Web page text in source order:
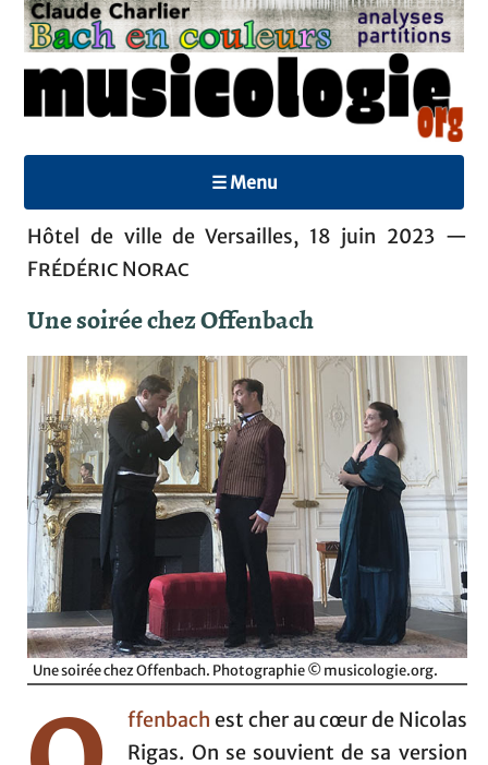
☰ Menu
Hôtel de ville de Versailles, 18 juin 2023 —
Frédéric Norac
Une soirée chez Offenbach
Une soirée chez Offenbach. Photographie © musicologie.org.
ffenbach est cher au cœur de Nicolas
Rigas. On se souvient de sa version